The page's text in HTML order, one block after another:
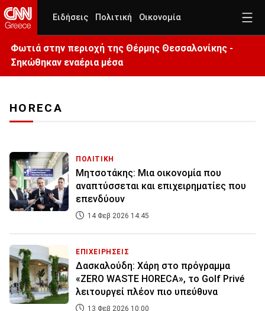
Ειδήσεις Πολιτική Οικονομία
Φωτιά στην περιοχή της Θέρμης Θεσσαλονίκης -
Σηκώθηκαν εναέρια μέσα
HORECA
ΠΟΛΙΤΙΚΗ
Μητσοτάκης: Μια οικονομία που
αναπτύσσεται και επιχειρηματίες που
επενδύουν
14 Φεβ 2026 14:45
ΕΠΙΧΕΙΡΗΣΕΙΣ
Δασκαλούδη: Χάρη στο πρόγραμμα
«ZERO WASTE HORECA», το Golf Privé
λειτουργεί πλέον πιο υπεύθυνα
13 Φεβ 2026 10:00